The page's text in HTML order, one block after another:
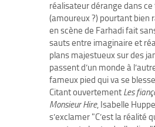
réalisateur dérange dans ce
(amoureux ?) pourtant bien
en scène de Farhadi fait
sauts entre imaginaire et
plans majestueux sur des
passent d’un monde à
fameux pied qui va se
Citant ouvertement Les
Monsieur Hire, Isabelle
s’exclamer "C’est la réalité